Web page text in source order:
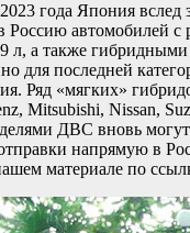
года Япония вслед
Россию автомобилей
л, а также
для последней
Ряд «мягких»
Mitsubishi, Nissan,
ДВС вновь
напрямую в
материале по